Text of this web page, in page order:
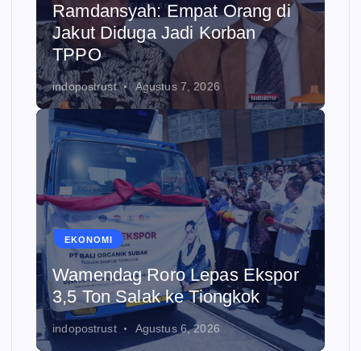
Ramdansyah: Empat Orang di
Jakut Diduga Jadi Korban
TPPO
indopostrust Agustus 7, 2026
EKONOMI
Wamendag Roro Lepas Ekspor
3,5 Ton Salak ke Tiongkok
indopostrust Agustus 6, 2026